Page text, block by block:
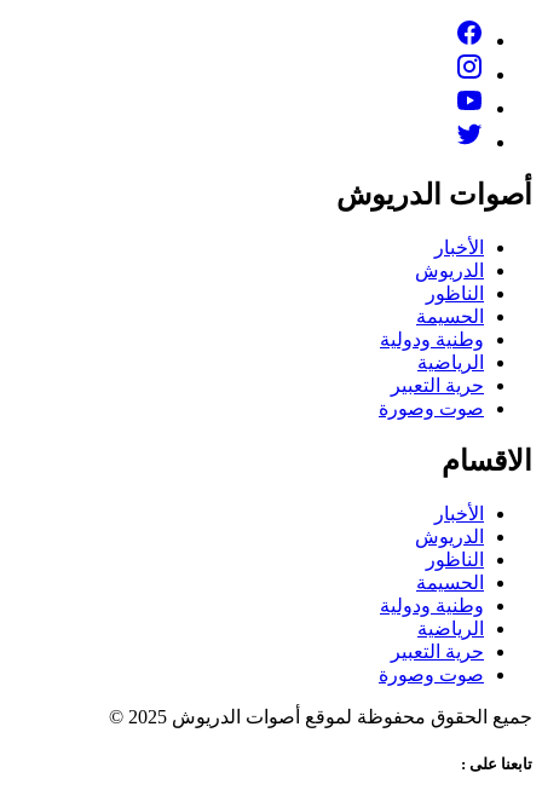
أصوات الدريوش
الأخبار
الدريوش
الناظور
الحسيمة
وطنية ودولية
الرياضية
حرية التعبير
صوت وصورة
الاقسام
الأخبار
الدريوش
الناظور
الحسيمة
وطنية ودولية
الرياضية
حرية التعبير
صوت وصورة
جميع الحقوق محفوظة لموقع أصوات الدريوش 2025 ©
تابعنا على :